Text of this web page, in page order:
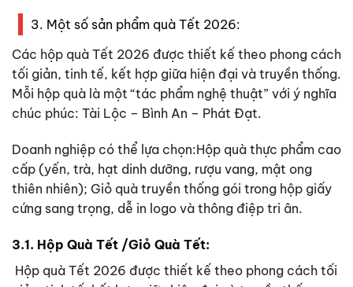
3. Một số sản phẩm quà Tết 2026:
Các hộp quà Tết 2026 được thiết kế theo phong cách
tối giản, tinh tế, kết hợp giữa hiện đại và truyền thống.
Mỗi hộp quà là một “tác phẩm nghệ thuật” với ý nghĩa
chúc phúc: Tài Lộc – Bình An – Phát Đạt.
Doanh nghiệp có thể lựa chọn:Hộp quà thực phẩm cao
cấp (yến, trà, hạt dinh dưỡng, rượu vang, mật ong
thiên nhiên); Giỏ quà truyền thống gói trong hộp giấy
cứng sang trọng, dễ in logo và thông điệp tri ân.
3.1. Hộp Quà Tết /Giỏ Quà Tết:
Hộp quà Tết 2026 được thiết kế theo phong cách tối